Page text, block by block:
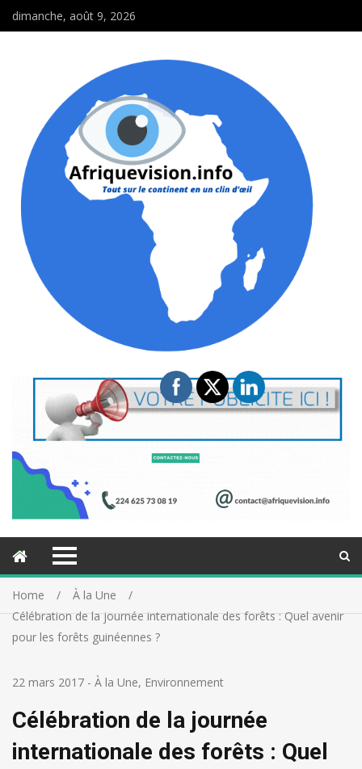
dimanche, août 9, 2026
Home
À la Une
Célébration de la journée internationale des forêts : Quel avenir
pour les forêts guinéennes ?
22 mars 2017 - À la Une, Environnement
Célébration de la journée
internationale des forêts : Quel